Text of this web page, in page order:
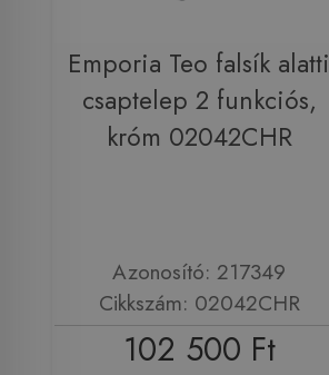
Emporia Teo falsík alatti
csaptelep 2 funkciós,
króm 02042CHR
Azonosító: 217349
Cikkszám: 02042CHR
102 500 Ft